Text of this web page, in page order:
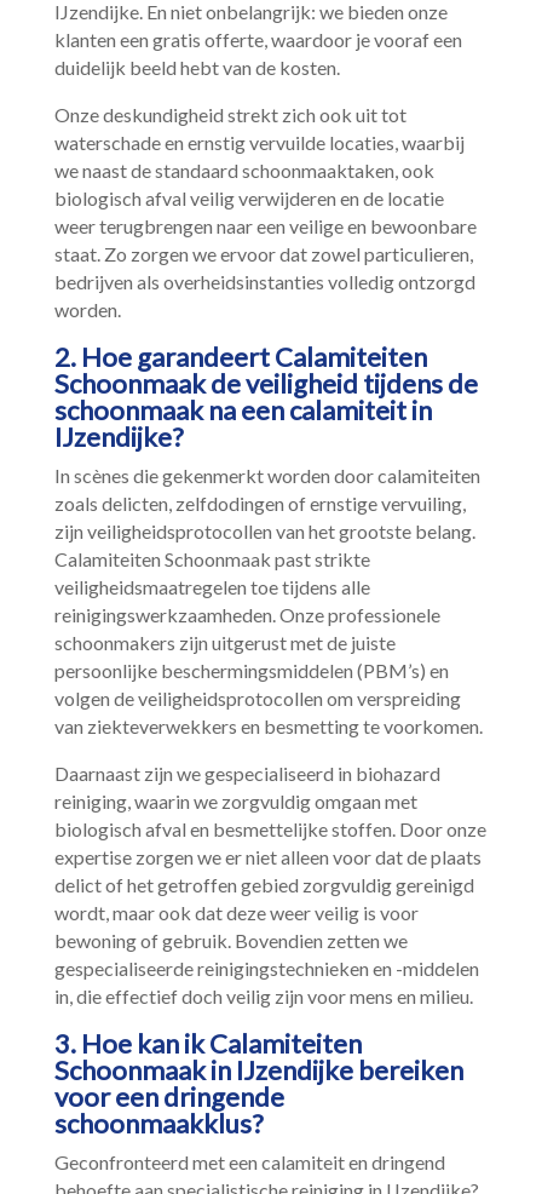
IJzendijke.​ En niet onbelangrijk: we bieden onze
klanten een gratis offerte, waardoor je vooraf een
duidelijk beeld hebt van de kosten.​
Onze deskundigheid strekt zich ook uit tot
waterschade en ernstig vervuilde locaties, waarbij
we naast de standaard schoonmaaktaken, ook
biologisch afval veilig verwijderen en de locatie
weer terugbrengen naar een veilige en bewoonbare
staat.​ Zo zorgen we ervoor dat zowel particulieren,
bedrijven als overheidsinstanties volledig ontzorgd
worden.​
2.​ Hoe garandeert Calamiteiten
Schoonmaak de veiligheid tijdens de
schoonmaak na een calamiteit in
IJzendijke?
In scènes die gekenmerkt worden door calamiteiten
zoals delicten, zelfdodingen of ernstige vervuiling,
zijn veiligheidsprotocollen van het grootste belang.​
Calamiteiten Schoonmaak past strikte
veiligheidsmaatregelen toe tijdens alle
reinigingswerkzaamheden.​ Onze professionele
schoonmakers zijn uitgerust met de juiste
persoonlijke beschermingsmiddelen (PBM’s) en
volgen de veiligheidsprotocollen om verspreiding
van ziekteverwekkers en besmetting te voorkomen.​
Daarnaast zijn we gespecialiseerd in biohazard
reiniging, waarin we zorgvuldig omgaan met
biologisch afval en besmettelijke stoffen.​ Door onze
expertise zorgen we er niet alleen voor dat de plaats
delict of het getroffen gebied zorgvuldig gereinigd
wordt, maar ook dat deze weer veilig is voor
bewoning of gebruik.​ Bovendien zetten we
gespecialiseerde reinigingstechnieken en -middelen
in, die effectief doch veilig zijn voor mens en milieu.​
3.​ Hoe kan ik Calamiteiten
Schoonmaak in IJzendijke bereiken
voor een dringende
schoonmaakklus?
Geconfronteerd met een calamiteit en dringend